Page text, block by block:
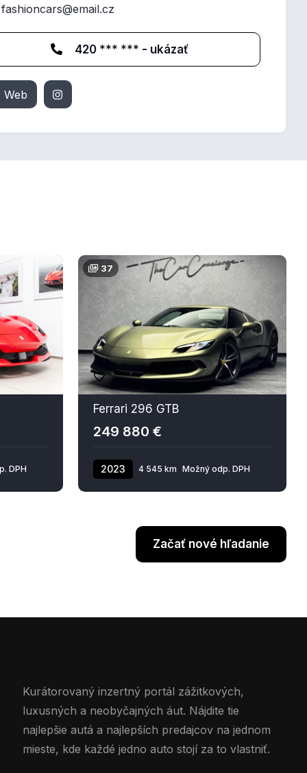
fashioncars@email.cz
420 *** *** - ukázať
Web
DPH
37
Ferrari 296 GTB
249 880 €
2023 4 545 km Možný odp. DPH
Začať nové hľadanie
Kurátorovaný inzertný portál zážitkových,
luxusných a neobyčajných áut. Nájdite tie
najlepšie autá a najlepších predajcov na jednom
mieste, kde každé jedno auto stojí za to vlastniť.